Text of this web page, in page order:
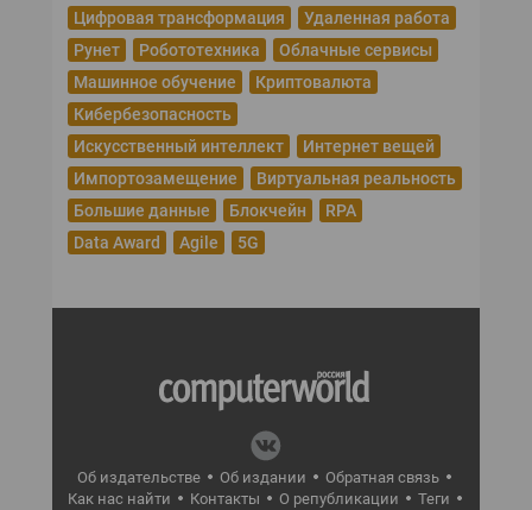
Цифровая трансформация
Удаленная работа
Рунет
Робототехника
Облачные сервисы
Машинное обучение
Криптовалюта
Кибербезопасность
Искусственный интеллект
Интернет вещей
Импортозамещение
Виртуальная реальность
Большие данные
Блокчейн
RPA
Data Award
Agile 5G
Об издательстве Об издании
Обратная связь
Как нас найти
Контакты О републикации
Теги